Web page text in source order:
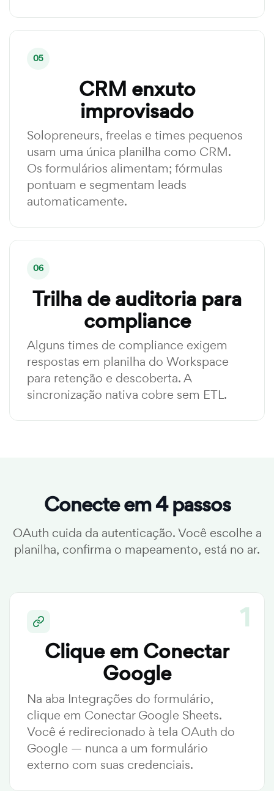
05
CRM enxuto
improvisado
Solopreneurs, freelas e times pequenos
usam uma única planilha como CRM.
Os formulários alimentam; fórmulas
pontuam e segmentam leads
automaticamente.
06
Trilha de auditoria para
compliance
Alguns times de compliance exigem
respostas em planilha do Workspace
para retenção e descoberta. A
sincronização nativa cobre sem ETL.
Conecte em 4 passos
OAuth cuida da autenticação. Você escolhe a
planilha, confirma o mapeamento, está no ar.
Clique em Conectar
Google
Na aba Integrações do formulário,
clique em Conectar Google Sheets.
Você é redirecionado à tela OAuth do
Google — nunca a um formulário
externo com suas credenciais.